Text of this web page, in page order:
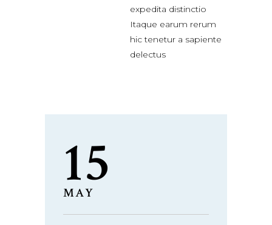
expedita distinctio
Itaque earum rerum
hic tenetur a sapiente
delectus
15
MAY